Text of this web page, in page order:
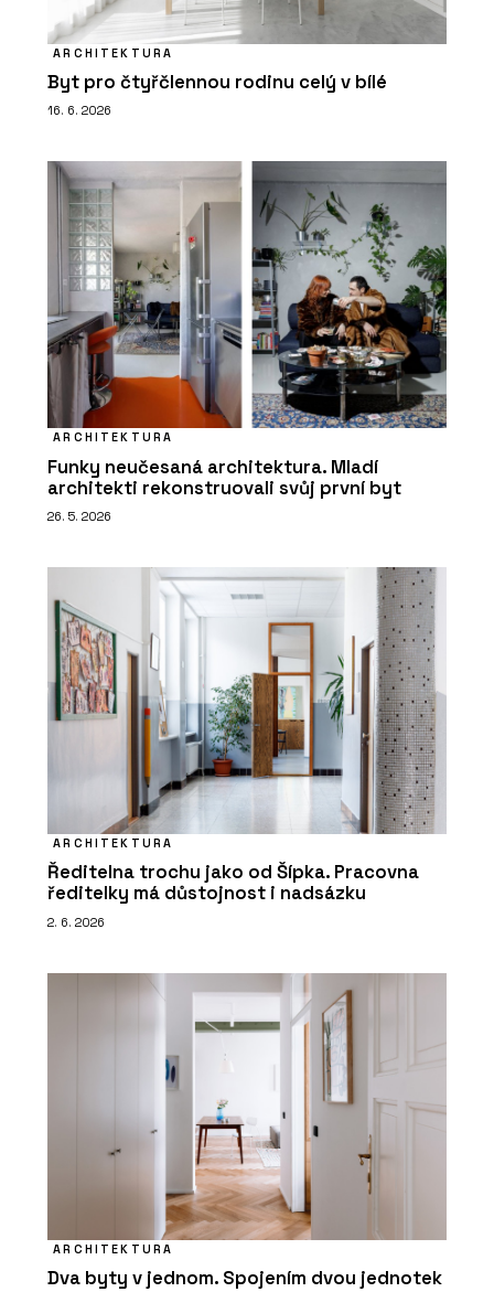
ARCHITEKTURA
Byt pro čtyřčlennou rodinu celý v bílé
16. 6. 2026
ARCHITEKTURA
Funky neučesaná architektura. Mladí
architekti rekonstruovali svůj první byt
26. 5. 2026
ARCHITEKTURA
Ředitelna trochu jako od Šípka. Pracovna
ředitelky má důstojnost i nadsázku
2. 6. 2026
ARCHITEKTURA
Dva byty v jednom. Spojením dvou jednotek